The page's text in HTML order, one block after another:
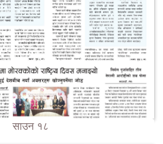
साउन १८